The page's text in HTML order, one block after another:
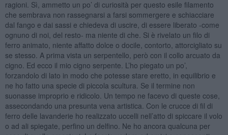
ragioni. Sì, ammetto un po’ di curiosità per questo esile filamento
che sembrava non rassegnarsi a farsi sommergere e schiacciare
dal fango e dai sassi e chiedeva di uscire, di essere liberato -come
ognuno di noi, del resto- ma niente di che. Si è rivelato un filo di
ferro animato, niente affatto dolce o docile, contorto, attorcigliato su
se stesso. A prima vista un serpentello, però con il collo arcuato da
cigno. Ed ecco il mio cigno serpente. L’ho piegato un po’,
forzandolo di lato in modo che potesse stare eretto, in equilibrio e
ne ho fatto una specie di piccola scultura. Se il termine non
suonasse improprio e ridicolo. Un tempo ne facevo di queste cose,
assecondando una presunta vena artistica. Con le crucce di fil di
ferro delle lavanderie ho realizzato uccelli nell’atto di spiccare il volo
o ad ali spiegate, perfino un delfino. Ne ho ancora qualcuna per